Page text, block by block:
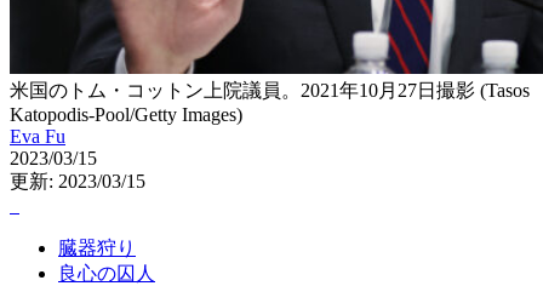
米国のトム・コットン上院議員。2021年10月27日撮影 (Tasos
Katopodis-Pool/Getty Images)
Eva Fu
2023/03/15
更新: 2023/03/15
臓器狩り
良心の囚人